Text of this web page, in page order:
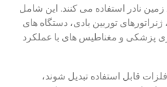
نادر استفاده می کنند. این شامل
توربین بادی، دستگاه های
پزشکی و مغناطیس های با عملکرد
قابل استفاده تبدیل شوند،